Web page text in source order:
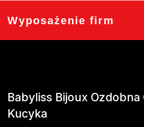
content
Wyposażenie firm
Babyliss Bijoux Ozdobna
Kucyka